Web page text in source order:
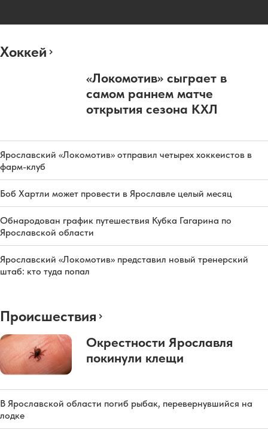
Хоккей
«Локомотив» сыграет в
самом раннем матче
открытия сезона КХЛ
Ярославский «Локомотив» отправил четырех хоккеистов в
фарм-клуб
Боб Хартли может провести в Ярославле целый месяц
Обнародован график путешествия Кубка Гагарина по
Ярославской области
Ярославский «Локомотив» представил новый тренерский
штаб: кто туда попал
Происшествия
Окрестности Ярославля
покинули клещи
В Ярославской области погиб рыбак, перевернувшийся на
лодке